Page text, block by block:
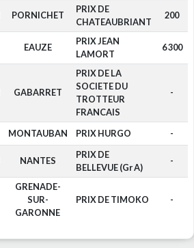
PORNICHET
PRIX DE
CHATEAUBRIANT
200
EAUZE
PRIX JEAN
LAMORT
6 300
GABARRET
PRIX DE LA
SOCIETE DU
TROTTEUR
FRANCAIS
-
MONTAUBAN PRIX HURGO -
NANTES
PRIX DE
BELLEVUE (Gr A)
-
GRENADE-
SUR-
GARONNE
PRIX DE TIMOKO -